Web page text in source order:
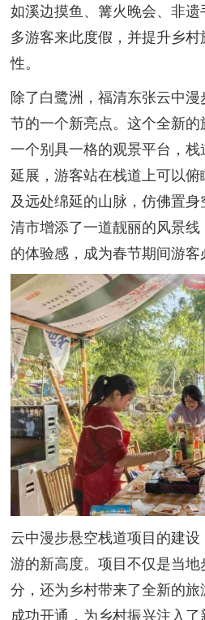
如溪边摸鱼、篝火晚会、非
多游客来此度假，并提升乡
性。
除了白鹭洲，福清东张云中
节的一个新亮点。这个全新
一个别具一格的观景平台，
延展，游客站在栈道上可以
及远处绵延的山脉，仿佛置
清市增添了一道靓丽的风景
的体验感，成为春节期间游客
云中漫步悬空栈道项目的建
游的新高度。项目不仅是当
分，还为乡村带来了全新的
成功开通，为乡村振兴注入